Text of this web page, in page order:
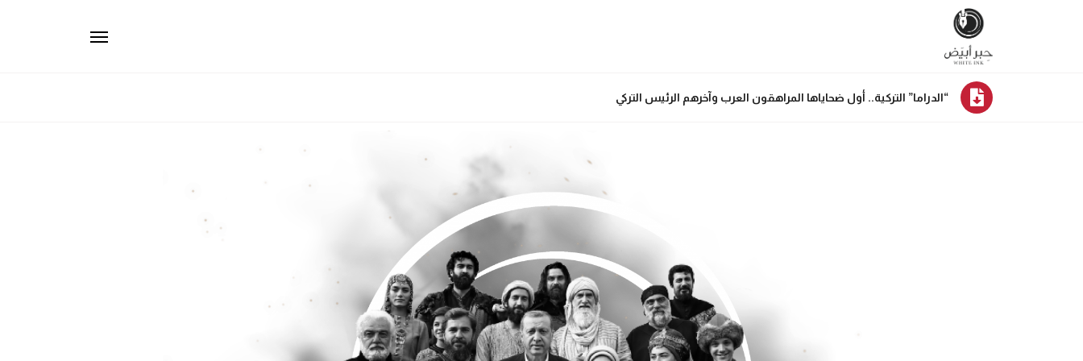
“الدراما” التركية.. أول ضحاياها المراهقون العرب وآخرهم الرئيس التركي